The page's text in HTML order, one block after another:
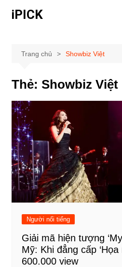
đếniPICK
Trang chủ Showbiz Việt
Thẻ: Showbiz Việt
Người nổi tiếng
Giải mã hiện tượng
Mỹ: Khi đẳng cấp ‘Họa
600.000 view